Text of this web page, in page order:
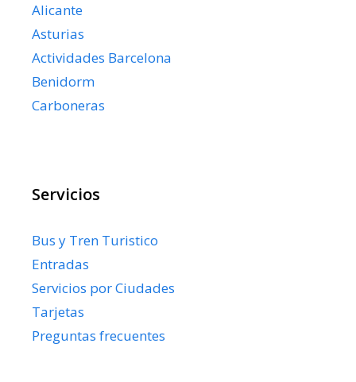
Alicante
Asturias
Actividades Barcelona
Benidorm
Carboneras
Servicios
Bus y Tren Turistico
Entradas
Servicios por Ciudades
Tarjetas
Preguntas frecuentes